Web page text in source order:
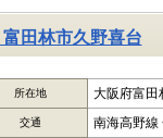
田林市久野喜台
所在地 大阪府富田
交通 南海高野線